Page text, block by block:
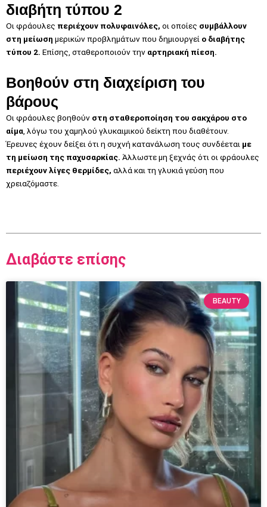
διαβήτη τύπου 2
Οι φράουλες περιέχουν πολυφαινόλες, οι οποίες συμβάλλουν
στη μείωση μερικών προβλημάτων που δημιουργεί ο διαβήτης
τύπου 2. Επίσης, σταθεροποιούν την αρτηριακή πίεση.
Βοηθούν στη διαχείριση του
βάρους
Οι φράουλες βοηθούν στη σταθεροποίηση του σακχάρου στο
αίμα , λόγω του χαμηλού γλυκαιμικού δείκτη που διαθέτουν.
Έρευνες έχουν δείξει ότι η συχνή κατανάλωση τους συνδέεται με
τη μείωση της παχυσαρκίας. Άλλωστε μη ξεχνάς ότι οι φράουλες
περιέχουν λίγες θερμίδες, αλλά και τη γλυκιά γεύση που
χρειαζόμαστε.
Διαβάστε επίσης
BEAUTY